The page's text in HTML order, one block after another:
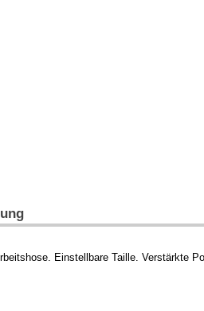
Einstellbare Taille. Verstärkte